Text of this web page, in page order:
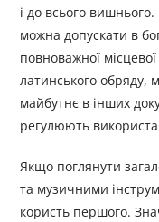
і до всього
можна допускати в
повноважної
латинського обряду,
майбутнє в інших
регулюють
Якщо поглянути
та музичними
користь першого.